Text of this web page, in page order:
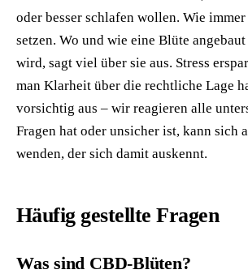
oder besser schlafen wollen. Wie
setzen. Wo und wie eine Blüte
wird, sagt viel über sie aus. Stress
man Klarheit über die rechtliche Lage
vorsichtig aus – wir reagieren alle
Fragen hat oder unsicher ist, kann sich
wenden, der sich damit auskennt.
Häufig gestellte Fragen
Was sind CBD-Blüten?